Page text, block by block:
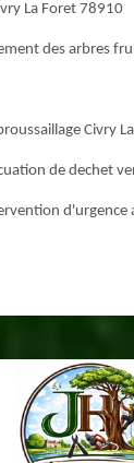
La Foret 78910
des arbres
Civry
de dechet
d'urgence